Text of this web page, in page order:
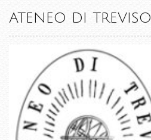
ATENEO DI TREVISO